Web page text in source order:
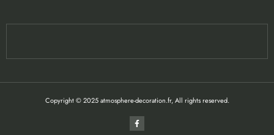
Copyright © 2025 atmosphere-decoration.fr, All rights reserved.